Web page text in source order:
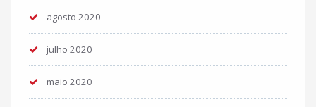
agosto 2020
julho 2020
maio 2020